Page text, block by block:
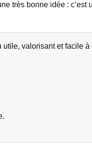
très bonne idée :
valorisant et facile